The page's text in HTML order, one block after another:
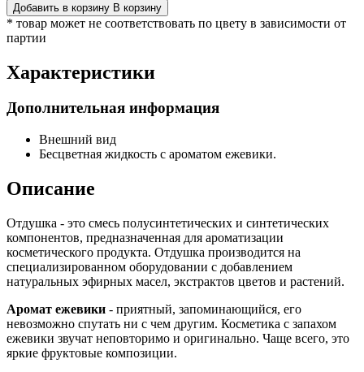
Добавить в корзину В корзину
* товар может не соответствовать по цвету в зависимости от
партии
Характеристики
Дополнительная информация
Внешний вид
Бесцветная жидкость с ароматом ежевики.
Описание
Отдушка - это смесь полусинтетических и синтетических
компонентов, предназначенная для ароматизации
косметического продукта. Отдушка производится на
специализированном оборудовании с добавлением
натуральных эфирных масел, экстрактов цветов и растений.
Аромат ежевики - приятный, запоминающийся, его
невозможно спутать ни с чем другим. Косметика с запахом
ежевики звучат неповторимо и оригинально. Чаще всего, это
яркие фруктовые композиции.